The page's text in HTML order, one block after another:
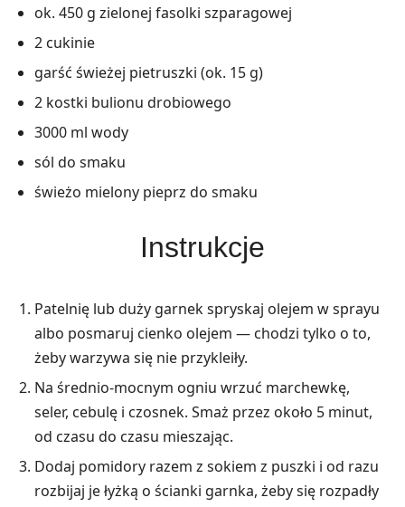
ok. 450 g zielonej fasolki szparagowej
2 cukinie
garść świeżej pietruszki (ok. 15 g)
2 kostki bulionu drobiowego
3000 ml wody
sól do smaku
świeżo mielony pieprz do smaku
Instrukcje
Patelnię lub duży garnek spryskaj olejem w sprayu
albo posmaruj cienko olejem — chodzi tylko o to,
żeby warzywa się nie przykleiły.
Na średnio-mocnym ogniu wrzuć marchewkę,
seler, cebulę i czosnek. Smaż przez około 5 minut,
od czasu do czasu mieszając.
Dodaj pomidory razem z sokiem z puszki i od razu
rozbijaj je łyżką o ścianki garnka, żeby się rozpadły